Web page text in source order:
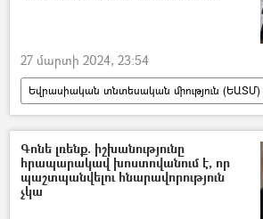
27 մարտի 2024, 23:54
Եվրասիական տնտեսական միություն (ԵԱՏՄ)
Հայաստան և ԵԱՏՄ
պարարտանյութ
Ռուսաստան
արգելք
Գոնե լռենք. իշխանությունը
հրապարակավ խոստովանում է, որ
պաշտպանվելու հնարավորություն
չկա